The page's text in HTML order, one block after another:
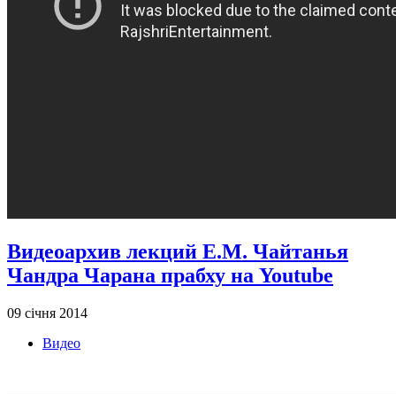
Видеоархив лекций Е.М. Чайтанья
Чандра Чарана прабху на Youtube
09 січня 2014
Видео